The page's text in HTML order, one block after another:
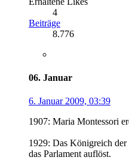
4
Beiträge
8.776
06. Januar
6. Januar 2009, 03:39
1907: Maria Montessori
1929: Das Königreich
das Parlament auflöst.